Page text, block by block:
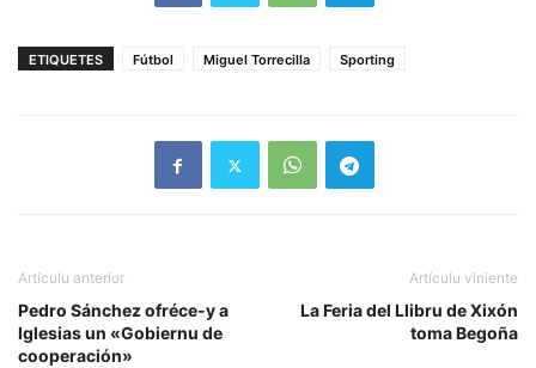
ETIQUETES Fútbol Miguel Torrecilla Sporting
Artículu anterior
Pedro Sánchez ofréce-y a
Iglesias un «Gobiernu de
cooperación»
Artículu viniente
La Feria del Llibru de Xixón
toma Begoña